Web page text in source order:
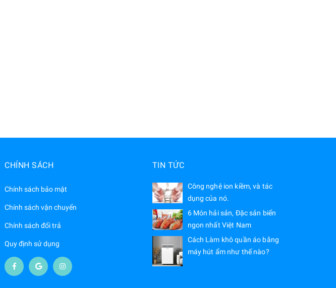
CHÍNH SÁCH
Chính sách bảo mật
Chính sách vận chuyển
Chính sách đổi trả
Quy định sử dụng
TIN TỨC
Công nghệ ion kiềm, và tác
dụng của nó.
6 Món hải sản, Đặc sản biển
ngon nhất Việt Nam
Cách Làm khô quần áo bằng
máy hút ẩm như thế nào?